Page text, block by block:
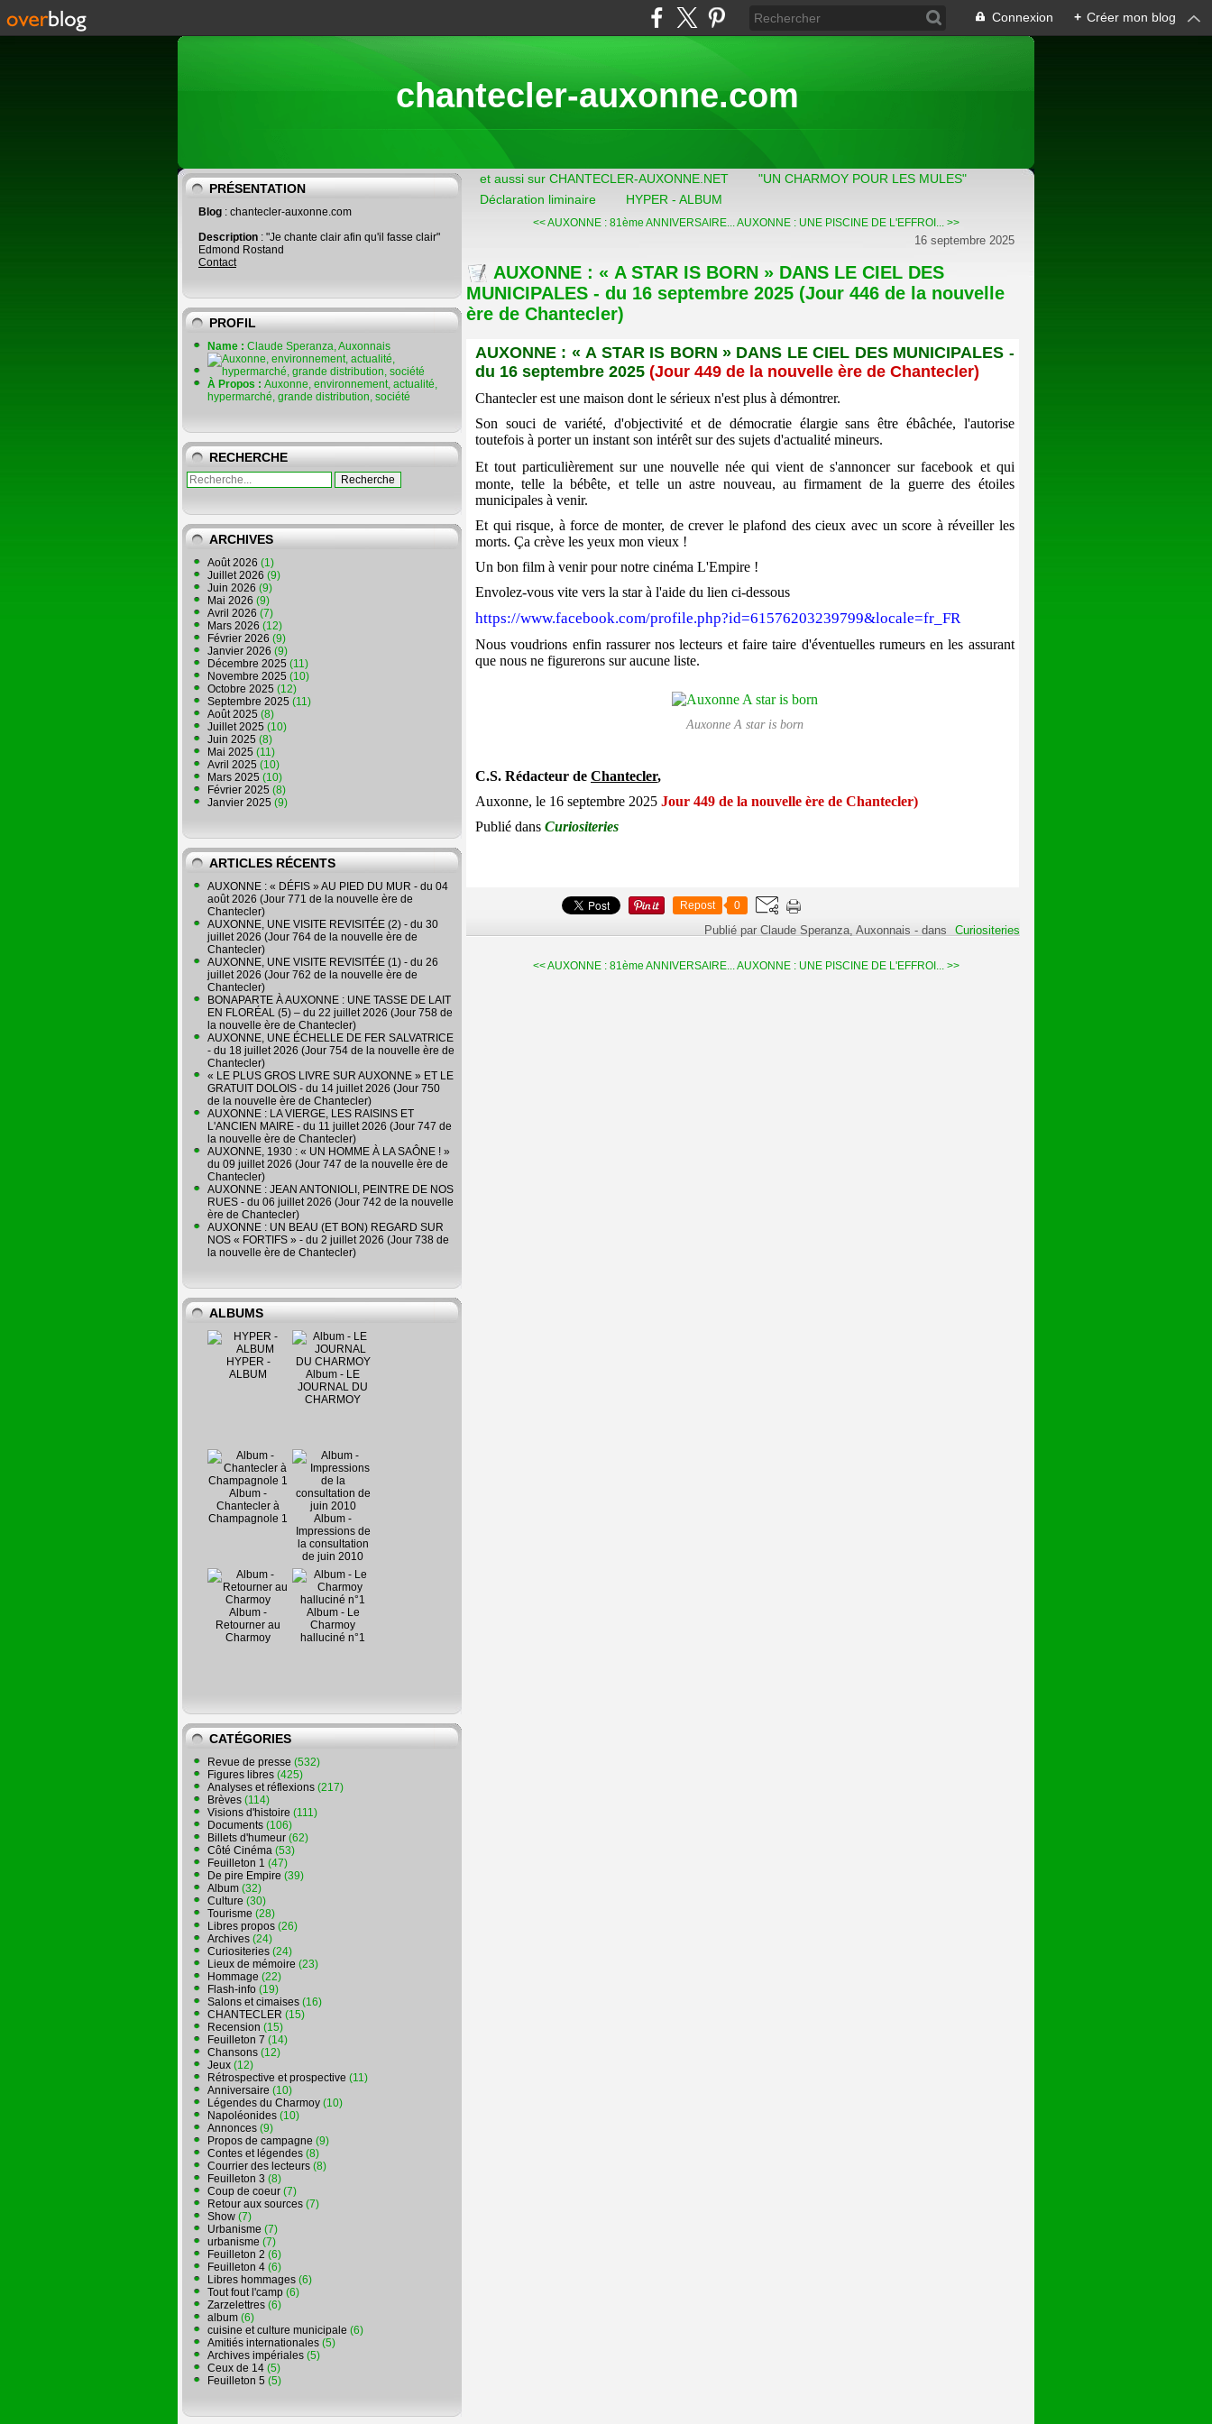
Connexion + Créer mon blog
chantecler-auxonne.com
PRÉSENTATION
Blog : chantecler-auxonne.com
Description : "Je chante clair afin qu'il fasse clair"
Edmond Rostand
Contact
PROFIL
Name : Claude Speranza, Auxonnais
À Propos : Auxonne, environnement, actualité,
hypermarché, grande distribution, société
RECHERCHE
ARCHIVES
Août 2026 (1)
Juillet 2026 (9)
Juin 2026 (9)
Mai 2026 (9)
Avril 2026 (7)
Mars 2026 (12)
Février 2026 (9)
Janvier 2026 (9)
Décembre 2025 (11)
Novembre 2025 (10)
Octobre 2025 (12)
Septembre 2025 (11)
Août 2025 (8)
Juillet 2025 (10)
Juin 2025 (8)
Mai 2025 (11)
Avril 2025 (10)
Mars 2025 (10)
Février 2025 (8)
Janvier 2025 (9)
ARTICLES RÉCENTS
AUXONNE : « DÉFIS » AU PIED DU MUR - du 04
août 2026 (Jour 771 de la nouvelle ère de
Chantecler)
AUXONNE, UNE VISITE REVISITÉE (2) - du 30
juillet 2026 (Jour 764 de la nouvelle ère de
Chantecler)
AUXONNE, UNE VISITE REVISITÉE (1) - du 26
juillet 2026 (Jour 762 de la nouvelle ère de
Chantecler)
BONAPARTE À AUXONNE : UNE TASSE DE LAIT
EN FLORÉAL (5) – du 22 juillet 2026 (Jour 758 de
la nouvelle ère de Chantecler)
AUXONNE, UNE ÉCHELLE DE FER SALVATRICE
- du 18 juillet 2026 (Jour 754 de la nouvelle ère de
Chantecler)
« LE PLUS GROS LIVRE SUR AUXONNE » ET LE
GRATUIT DOLOIS - du 14 juillet 2026 (Jour 750
de la nouvelle ère de Chantecler)
AUXONNE : LA VIERGE, LES RAISINS ET
L'ANCIEN MAIRE - du 11 juillet 2026 (Jour 747 de
la nouvelle ère de Chantecler)
AUXONNE, 1930 : « UN HOMME À LA SAÔNE ! »
du 09 juillet 2026 (Jour 747 de la nouvelle ère de
Chantecler)
AUXONNE : JEAN ANTONIOLI, PEINTRE DE NOS
RUES - du 06 juillet 2026 (Jour 742 de la nouvelle
ère de Chantecler)
AUXONNE : UN BEAU (ET BON) REGARD SUR
NOS « FORTIFS » - du 2 juillet 2026 (Jour 738 de
la nouvelle ère de Chantecler)
ALBUMS
HYPER -
ALBUM
Album - LE
JOURNAL DU
CHARMOY
Album -
Chantecler à
Champagnole 1
Album -
Impressions de
la consultation
de juin 2010
Album -
Retourner au
Charmoy
Album - Le
Charmoy
halluciné n°1
CATÉGORIES
Revue de presse (532)
Figures libres (425)
Analyses et réflexions (217)
Brèves (114)
Visions d'histoire (111)
Documents (106)
Billets d'humeur (62)
Côté Cinéma (53)
Feuilleton 1 (47)
De pire Empire (39)
Album (32)
Culture (30)
Tourisme (28)
Libres propos (26)
Archives (24)
Curiositeries (24)
Lieux de mémoire (23)
Hommage (22)
Flash-info (19)
Salons et cimaises (16)
CHANTECLER (15)
Recension (15)
Feuilleton 7 (14)
Chansons (12)
Jeux (12)
Rétrospective et prospective (11)
Anniversaire (10)
Légendes du Charmoy (10)
Napoléonides (10)
Annonces (9)
Propos de campagne (9)
Contes et légendes (8)
Courrier des lecteurs (8)
Feuilleton 3 (8)
Coup de coeur (7)
Retour aux sources (7)
Show (7)
Urbanisme (7)
urbanisme (7)
Feuilleton 2 (6)
Feuilleton 4 (6)
Libres hommages (6)
Tout fout l'camp (6)
Zarzelettres (6)
album (6)
cuisine et culture municipale (6)
Amitiés internationales (5)
Archives impériales (5)
Ceux de 14 (5)
Feuilleton 5 (5)
et aussi sur CHANTECLER-AUXONNE.NET
"UN CHARMOY POUR LES MULES"
Déclaration liminaire
HYPER - ALBUM
<< AUXONNE : 81ème ANNIVERSAIRE...AUXONNE : UNE PISCINE DE L'EFFROI... >>
16 septembre 2025
AUXONNE : « A STAR IS BORN » DANS LE CIEL DES
MUNICIPALES - du 16 septembre 2025 (Jour 446 de la nouvelle
ère de Chantecler)
AUXONNE : « A STAR IS BORN » DANS LE CIEL DES MUNICIPALES -
du 16 septembre 2025 (Jour 449 de la nouvelle ère de Chantecler)
Chantecler est une maison dont le sérieux n'est plus à démontrer.
Son souci de variété, d'objectivité et de démocratie élargie sans être ébâchée, l'autorise
toutefois à porter un instant son intérêt sur des sujets d'actualité mineurs.
Et tout particulièrement sur une nouvelle née qui vient de s'annoncer sur facebook et qui
monte, telle la bébête, et telle un astre nouveau, au firmament de la guerre des étoiles
municipales à venir.
Et qui risque, à force de monter, de crever le plafond des cieux avec un score à réveiller les
morts. Ça crève les yeux mon vieux !
Un bon film à venir pour notre cinéma L'Empire !
Envolez-vous vite vers la star à l'aide du lien ci-dessous
https://www.facebook.com/profile.php?id=61576203239799&locale=fr_FR
Nous voudrions enfin rassurer nos lecteurs et faire taire d'éventuelles rumeurs en les assurant
que nous ne figurerons sur aucune liste.
Auxonne A star is born
C.S. Rédacteur de Chantecler,
Auxonne, le 16 septembre 2025 Jour 449 de la nouvelle ère de Chantecler)
Publié dans Curiositeries
Repost 0
Publié par Claude Speranza, Auxonnais -dans Curiositeries
<< AUXONNE : 81ème ANNIVERSAIRE...AUXONNE : UNE PISCINE DE L'EFFROI... >>